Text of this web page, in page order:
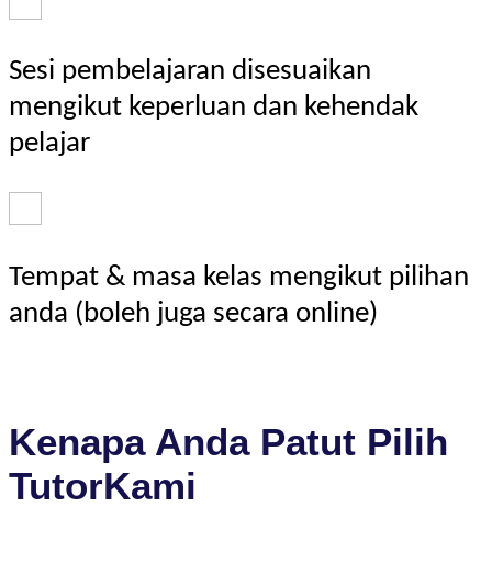
Sesi pembelajaran disesuaikan
mengikut keperluan dan kehendak
pelajar
Tempat & masa kelas mengikut pilihan
anda (boleh juga secara online)
Kenapa Anda Patut Pilih
TutorKami